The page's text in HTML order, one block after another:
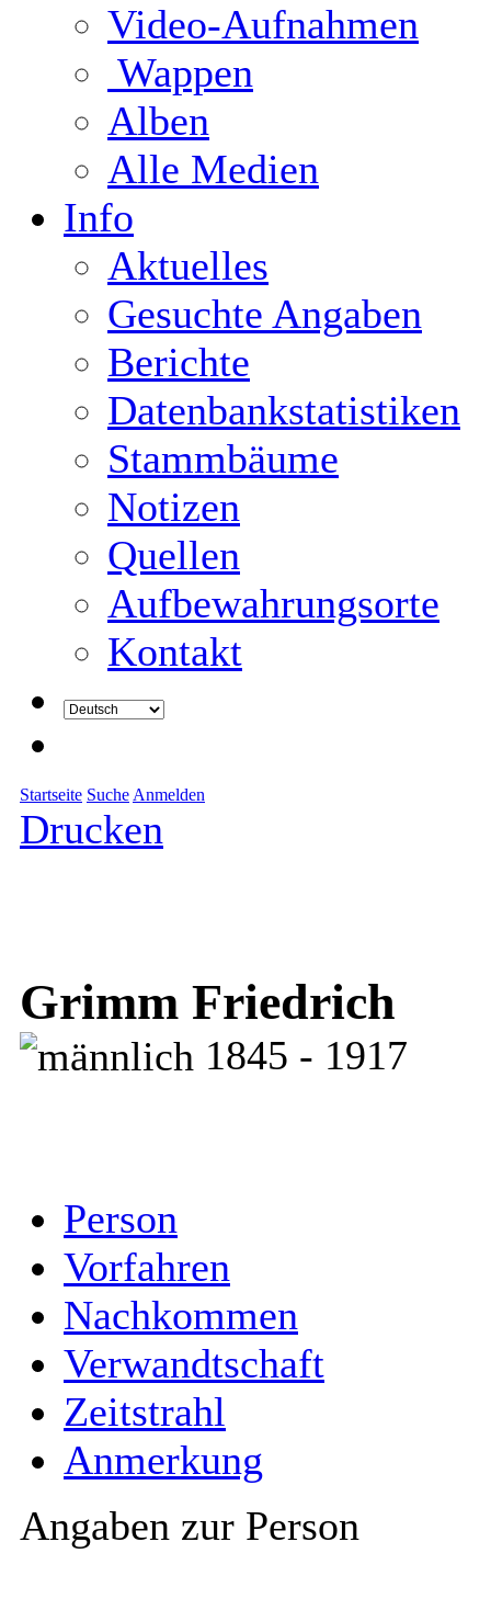
Video-Aufnahmen
Wappen
Alben
Alle Medien
Info
Aktuelles
Gesuchte Angaben
Berichte
Datenbankstatistiken
Stammbäume
Notizen
Quellen
Aufbewahrungsorte
Kontakt
Startseite Suche Anmelden
Drucken
Grimm Friedrich
1845 - 1917
Person
Vorfahren
Nachkommen
Verwandtschaft
Zeitstrahl
Anmerkung
Angaben zur Person